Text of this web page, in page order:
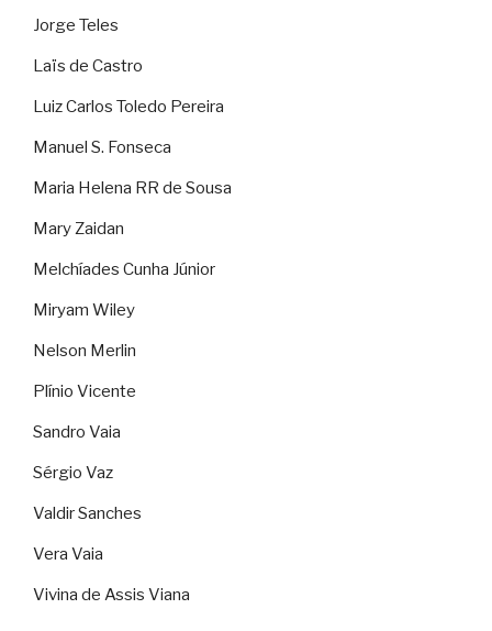
Jorge Teles
Laïs de Castro
Luiz Carlos Toledo Pereira
Manuel S. Fonseca
Maria Helena RR de Sousa
Mary Zaidan
Melchíades Cunha Júnior
Miryam Wiley
Nelson Merlin
Plínio Vicente
Sandro Vaia
Sérgio Vaz
Valdir Sanches
Vera Vaia
Vivina de Assis Viana